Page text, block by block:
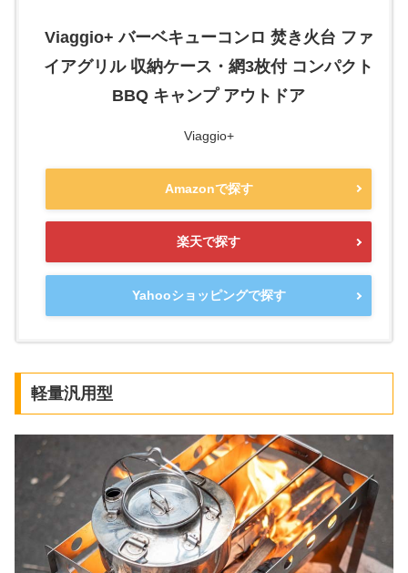
Viaggio+ バーベキューコンロ 焚き火台 ファ
イアグリル 収納ケース・網3枚付 コンパクト
BBQ キャンプ アウトドア
Viaggio+
Amazonで探す
楽天で探す
Yahooショッピングで探す
軽量汎用型